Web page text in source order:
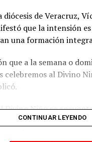
diócesis de Veracruz,
que la intensión
una formación
que a la semana o
celebremos al Divino
Divino Niño se
Luis Felipe ha
CONTINUAR LEYENDO